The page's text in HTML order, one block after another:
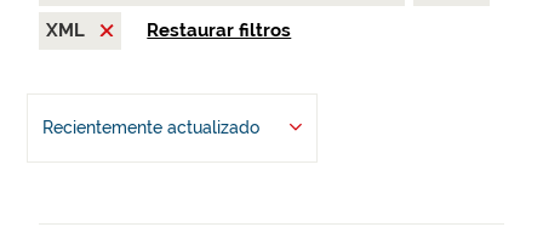
XML
Restaurar filtros
Recientemente actualizado